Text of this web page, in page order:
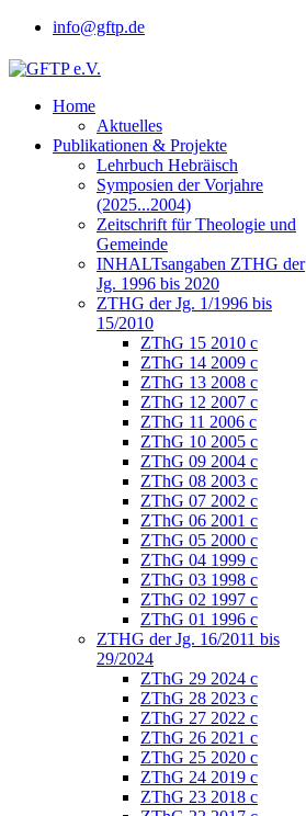
info@gftp.de
Home
Aktuelles
Publikationen & Projekte
Lehrbuch Hebräisch
Symposien der Vorjahre
(2025...2004)
Zeitschrift für Theologie und
Gemeinde
INHALTsangaben ZTHG der
Jg. 1996 bis 2020
ZTHG der Jg. 1/1996 bis
15/2010
ZThG 15 2010 c
ZThG 14 2009 c
ZThG 13 2008 c
ZThG 12 2007 c
ZThG 11 2006 c
ZThG 10 2005 c
ZThG 09 2004 c
ZThG 08 2003 c
ZThG 07 2002 c
ZThG 06 2001 c
ZThG 05 2000 c
ZThG 04 1999 c
ZThG 03 1998 c
ZThG 02 1997 c
ZThG 01 1996 c
ZTHG der Jg. 16/2011 bis
29/2024
ZThG 29 2024 c
ZThG 28 2023 c
ZThG 27 2022 c
ZThG 26 2021 c
ZThG 25 2020 c
ZThG 24 2019 c
ZThG 23 2018 c